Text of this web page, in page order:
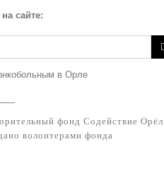
на сайте:
фонд Содействие Орёл
волонтерами фонда